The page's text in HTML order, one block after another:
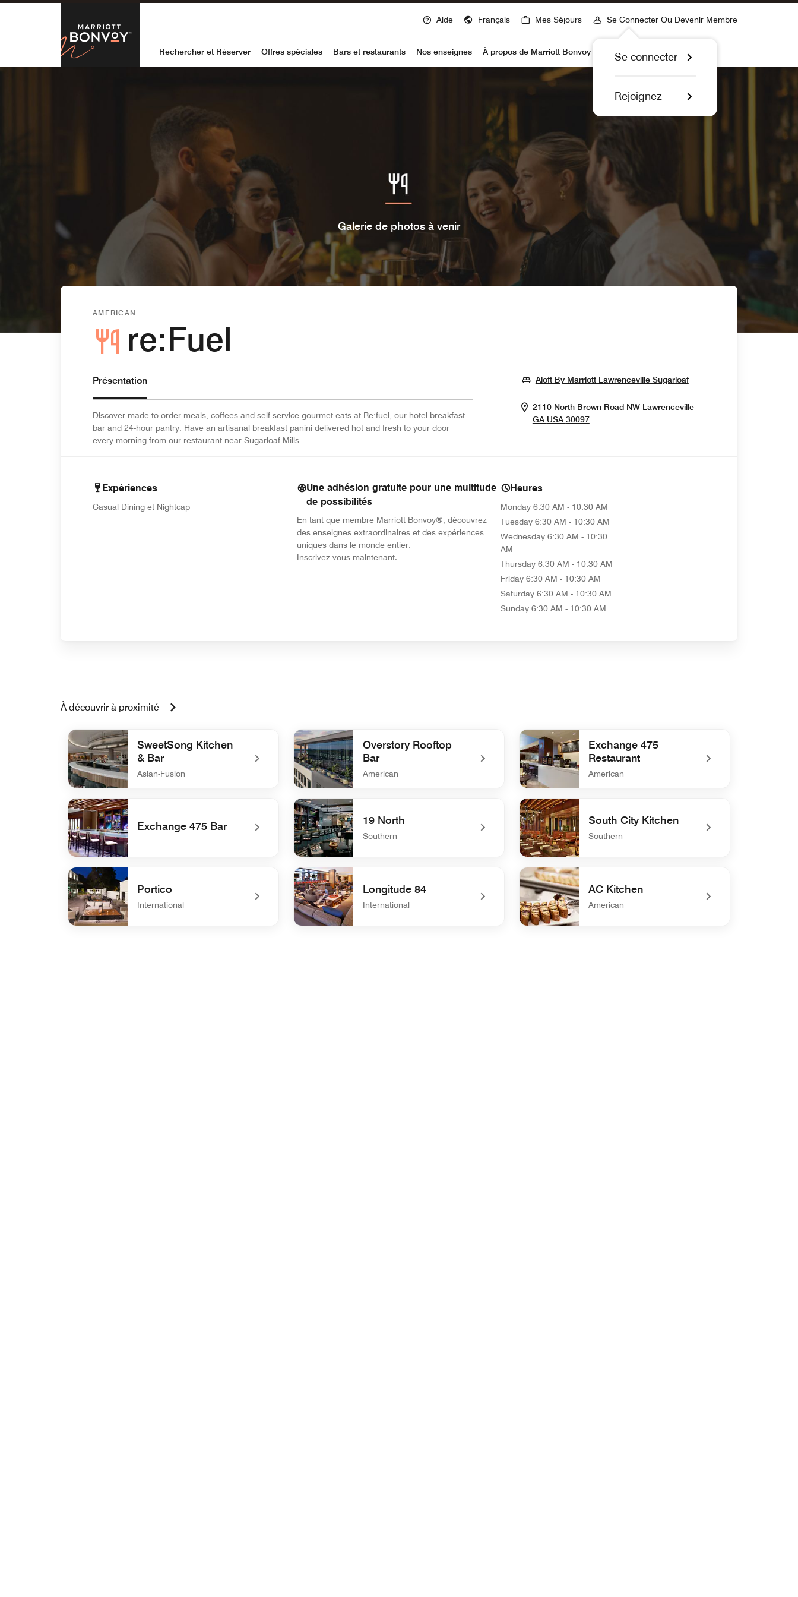
Skip to Content
Marriott Bonvoy
Aide Français Mes Séjours Se Connecter Ou Devenir Membre
Se connecter
Rejoignez
Rechercher et Réserver Offres spéciales Bars et restaurants Nos enseignes À propos de Marriott Bonvoy
Galerie de photos à venir
AMERICAN
re:Fuel
Présentation
Discover made-to-order meals, coffees and self-service gourmet eats at Re:fuel, our hotel breakfast
bar and 24-hour pantry. Have an artisanal breakfast panini delivered hot and fresh to your door
every morning from our restaurant near Sugarloaf Mills
Aloft By Marriott Lawrenceville SugarloafOpens In New Window
2110 North Brown Road NW Lawrenceville
GA USA 30097Opens In New Window
Expériences
Casual Dining et Nightcap
Une adhésion gratuite pour une multitude
de possibilités
En tant que membre Marriott Bonvoy®, découvrez
des enseignes extraordinaires et des expériences
uniques dans le monde entier.
Inscrivez-vous maintenant.
Heures
Monday 6:30 AM - 10:30 AM
Tuesday 6:30 AM - 10:30 AM
Wednesday 6:30 AM - 10:30
AM
Thursday 6:30 AM - 10:30 AM
Friday 6:30 AM - 10:30 AM
Saturday 6:30 AM - 10:30 AM
Sunday 6:30 AM - 10:30 AM
À découvrir à proximité
SweetSong Kitchen
& Bar
Asian-Fusion
undefined SweetSong Kitchen & Bar
Overstory Rooftop
Bar
American
undefined Overstory Rooftop Bar
Exchange 475
Restaurant
American
undefined Exchange 475 Restaurant
Exchange 475 Bar
undefined Exchange 475 Bar
19 North
Southern
undefined 19 North
South City Kitchen
Southern
undefined South City Kitchen
Portico
International
Longitude 84
International
AC Kitchen
American